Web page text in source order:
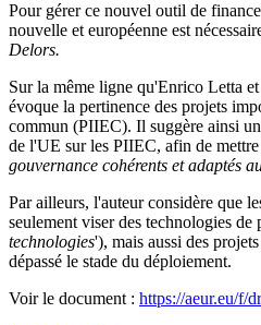
Pour gérer ce nouvel outil de
nouvelle et européenne est
Delors.
Sur la même ligne qu'Enrico Letta
évoque la pertinence des projets
commun (PIIEC). Il suggère ainsi
de l'UE sur les PIIEC, afin de mettre
gouvernance cohérents et adaptés
Par ailleurs, l'auteur considère que
seulement viser des technologies de
technologies'), mais aussi des
dépassé le stade du déploiement.
Voir le document : https://aeur.eu/f/